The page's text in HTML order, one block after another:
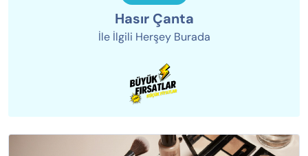
Hasır Çanta
İle İlgili Herşey Burada